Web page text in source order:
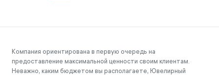
Компания ориентирована в первую очередь на
предоставление максимальной ценности своим клиентам.
Неважно, каким бюджетом вы располагаете, Ювелирный